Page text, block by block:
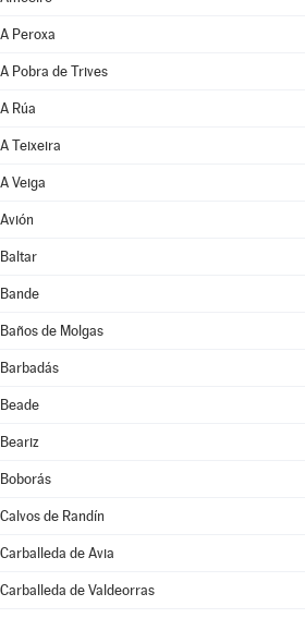
A Peroxa
A Pobra de Trives
A Rúa
A Teixeira
A Veiga
Avión
Baltar
Bande
Baños de Molgas
Barbadás
Beade
Beariz
Boborás
Calvos de Randín
Carballeda de Avia
Carballeda de Valdeorras